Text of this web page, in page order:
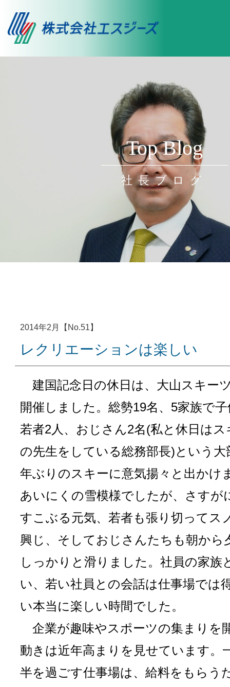
Top Blog
社長ブログ
2014年2月【No.51】
レクリエーションは楽しい
建国記念日の休日は、大山スキー
開催しました。総勢19名、5家族で
若者2人、おじさん2名(私と休日はス
の先生をしている総務部長)という大
年ぶりのスキーに意気揚々と出かけ
あいにくの雪模様でしたが、さすが
すこぶる元気、若者も張り切ってス
興じ、そしておじさんたちも朝から
しっかりと滑りました。社員の家族
い、若い社員との会話は仕事場では
い本当に楽しい時間でした。
企業が趣味やスポーツの集まりを
動きは近年高まりを見せています。
半を過ごす仕事場は、給料をもらう